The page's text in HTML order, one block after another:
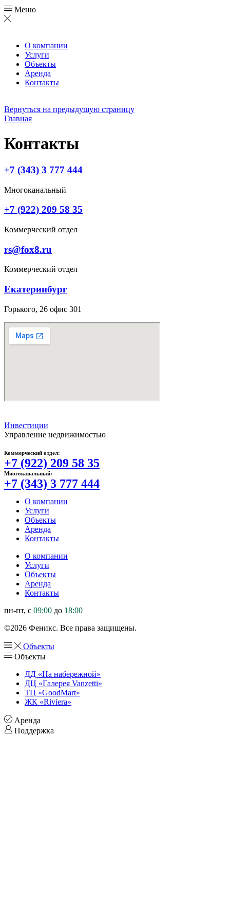
Меню
О компании
Услуги
Объекты
Аренда
Контакты
Вернуться на предыдущую страницу
Главная
Контакты
+7 (343) 3 777 444
Многоканальный
+7 (922) 209 58 35
Коммерческий отдел
rs@fox8.ru
Коммерческий отдел
Екатеринбург
Горького, 26 офис 301
Инвестиции
Управление недвижимостью
Коммерческий отдел:
+7 (922) 209 58 35
Многоканальный:
+7 (343) 3 777 444
О компании
Услуги
Объекты
Аренда
Контакты
О компании
Услуги
Объекты
Аренда
Контакты
пн-пт, с 09:00 до 18:00
©2026 Феникс. Все права защищены.
Объекты
Объекты
ДД «На набережной»
ДЦ «Галерея Vanzetti»
ТЦ «GoodMart»
ЖК «Riviera»
Аренда
Поддержка